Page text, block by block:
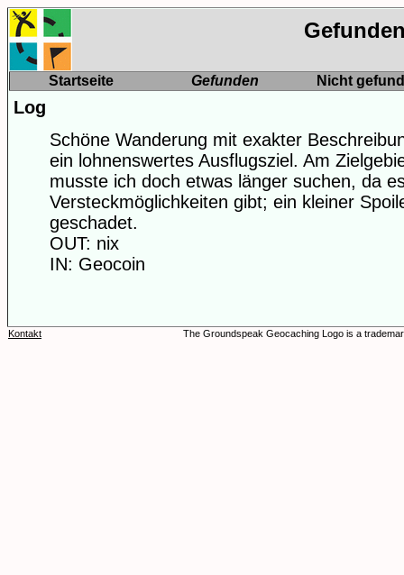
Startseite Gefunden Nicht
Log
Schöne Wanderung mit exakter
ein lohnenswertes Ausflugsziel. Am
musste ich doch etwas länger suchen, da
Versteckmöglichkeiten gibt; ein kleiner
geschadet.
OUT: nix
IN: Geocoin
Kontakt The Groundspeak Geocaching Logo is a